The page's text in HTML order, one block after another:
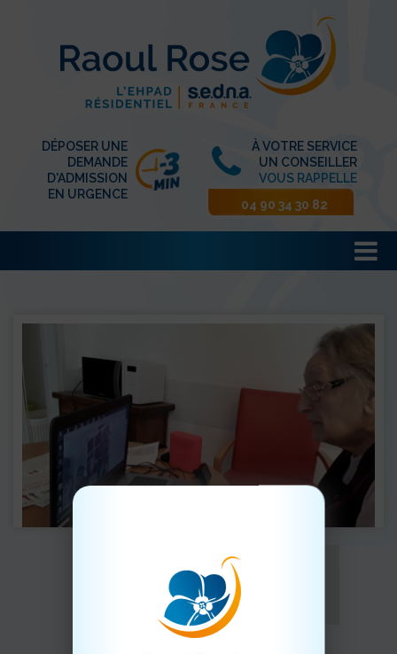
DÉPOSER UNE
DEMANDE
D'ADMISSION
EN URGENCE
À VOTRE SERVICE
UN CONSEILLER
VOUS RAPPELLE
04 90 34 30 82